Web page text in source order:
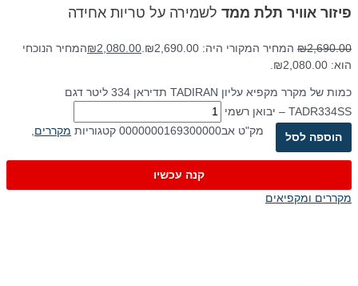
פיזור אוויר תלת ממד לשמירה על טריות אחידה
₪2,690.00 המחיר המקורי היה: ₪2,690.00. ₪2,080.00
המחיר הנוכחי
הוא: ₪2,080.00.
כמות של מקרר מקפיא עליון TADIRAN תדיראן 334 ליטר דגם
TADR334SS – יבואן רשמי
הוספה לסל
קנה עכשיו
מק"ט אב0000000169300000 קטגוריות מקררים,
מקררים ומקפיאים